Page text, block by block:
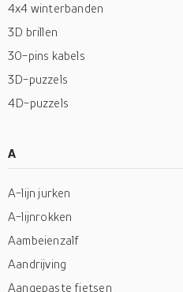
4x4 winterbanden
3D brillen
30-pins kabels
3D-puzzels
4D-puzzels
A
A-lijn jurken
A-lijnrokken
Aambeienzalf
Aandrijving
Aangepaste fietsen